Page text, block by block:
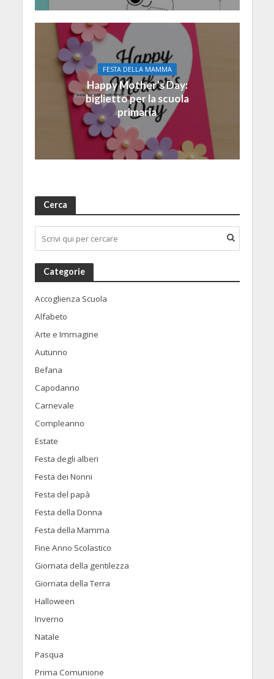
FESTA DELLA MAMMA
Happy Mother’s Day:
biglietto per la scuola
primaria
Cerca
Categorie
Accoglienza Scuola
Alfabeto
Arte e Immagine
Autunno
Befana
Capodanno
Carnevale
Compleanno
Estate
Festa degli alberi
Festa dei Nonni
Festa del papà
Festa della Donna
Festa della Mamma
Fine Anno Scolastico
Giornata della gentilezza
Giornata della Terra
Halloween
Inverno
Natale
Pasqua
Prima Comunione